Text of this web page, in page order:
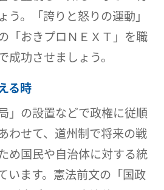
う。「誇りと怒りの運動」
「おきプロＮＥＸＴ」を職
成功させましょう。
る時
」の設置などで政権に従順
わせて、道州制で将来の戦
め国民や自治体に対する統
います。憲法前文の「国政